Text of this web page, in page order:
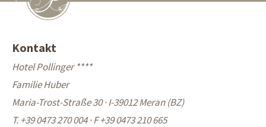
Kontakt
Hotel Pollinger ****
Familie Huber
Maria-Trost-Straße 30 · I-39012 Meran (BZ)
T. +39 0473 270 004·F +39 0473 210 665